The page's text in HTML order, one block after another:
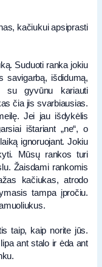
kačiukui apsiprasti
Suduoti ranka jokiu
savigarbą, išdidumą,
su gyvūnu kariauti
čia jis svarbiausias.
Jei jau išdykėlis
ištariant „ne“, o
ignoruojant. Jokiu
Mūsų rankos turi
Žaisdami rankomis
kačiukas, atrodo
tampa įpročiu.
taip, kaip norite jūs.
ant stalo ir ėda ant